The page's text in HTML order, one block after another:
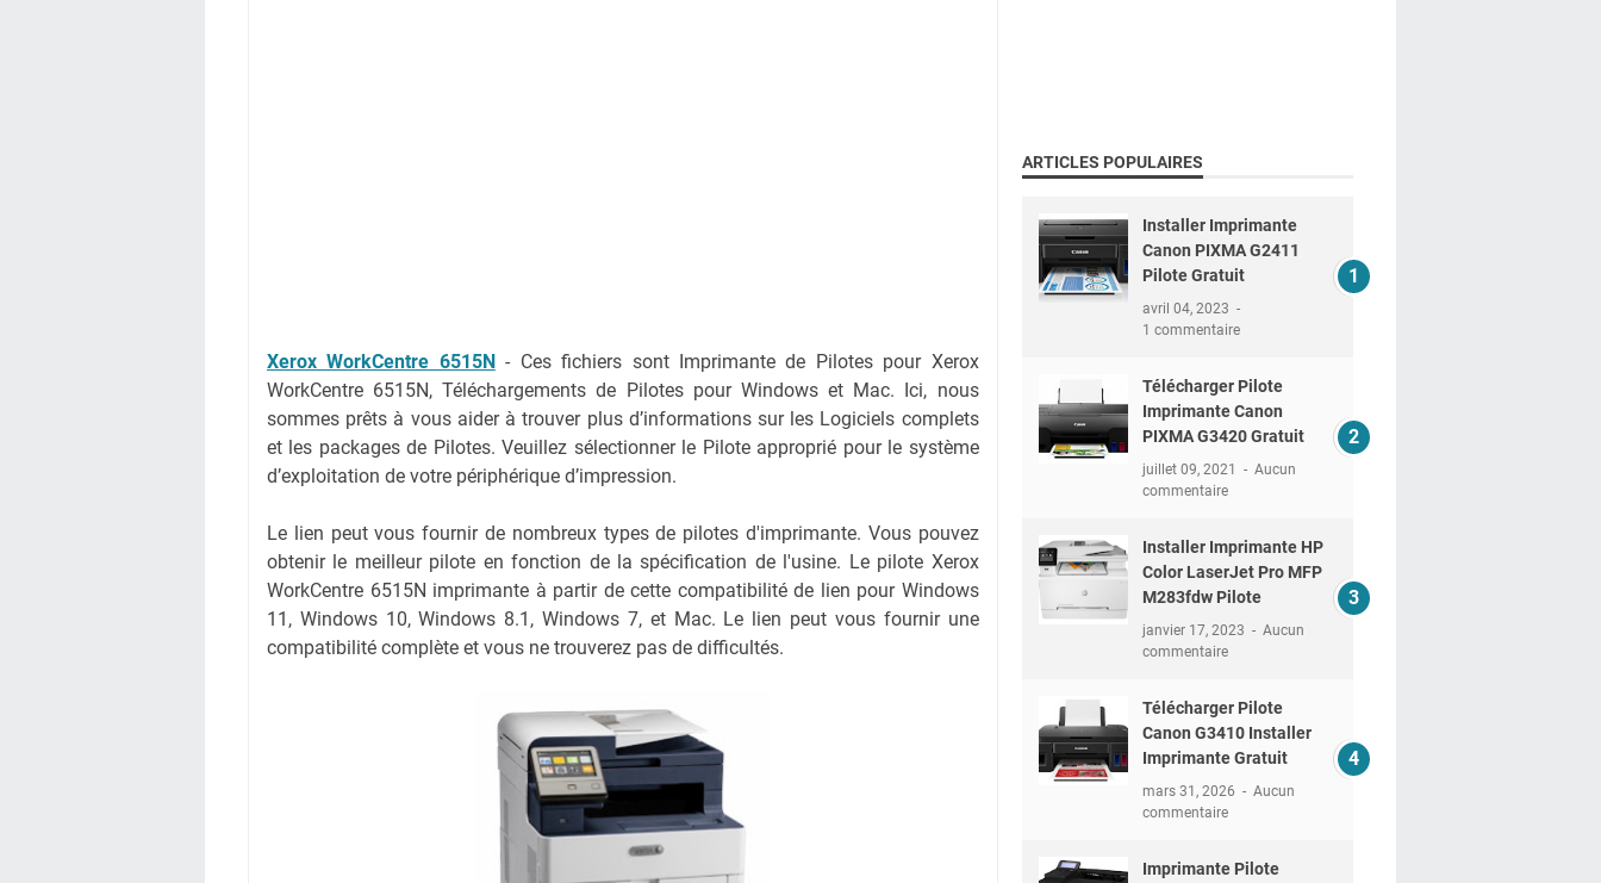
Xerox WorkCentre 6515N - Ces fichiers sont Imprimante de Pilotes pour Xerox
WorkCentre 6515N, Téléchargements de Pilotes pour Windows et Mac. Ici, nous
sommes prêts à vous aider à trouver plus d’informations sur les Logiciels complets
et les packages de Pilotes. Veuillez sélectionner le Pilote approprié pour le système
d’exploitation de votre périphérique d’impression.
Le lien peut vous fournir de nombreux types de pilotes d'imprimante. Vous pouvez
obtenir le meilleur pilote en fonction de la spécification de l'usine. Le pilote Xerox
WorkCentre 6515N imprimante à partir de cette compatibilité de lien pour Windows
11, Windows 10, Windows 8.1, Windows 7, et Mac. Le lien peut vous fournir une
compatibilité complète et vous ne trouverez pas de difficultés.
ARTICLES POPULAIRES
Installer Imprimante
Canon PIXMA G2411
Pilote Gratuit
avril 04, 2023
1 commentaire
Télécharger Pilote
Imprimante Canon
PIXMA G3420 Gratuit
juillet 09, 2021
Aucun
commentaire
Installer Imprimante HP
Color LaserJet Pro MFP
M283fdw Pilote
janvier 17, 2023
Aucun
commentaire
Télécharger Pilote
Canon G3410 Installer
Imprimante Gratuit
mars 31, 2026
Aucun
commentaire
Imprimante Pilote